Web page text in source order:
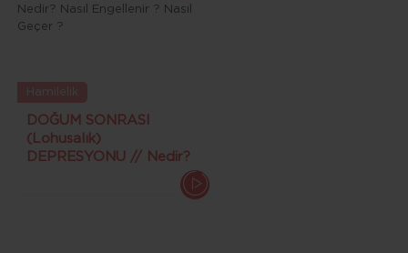
DOĞUM SONRASI
(Lohusalık)
DEPRESYONU // Nedir?